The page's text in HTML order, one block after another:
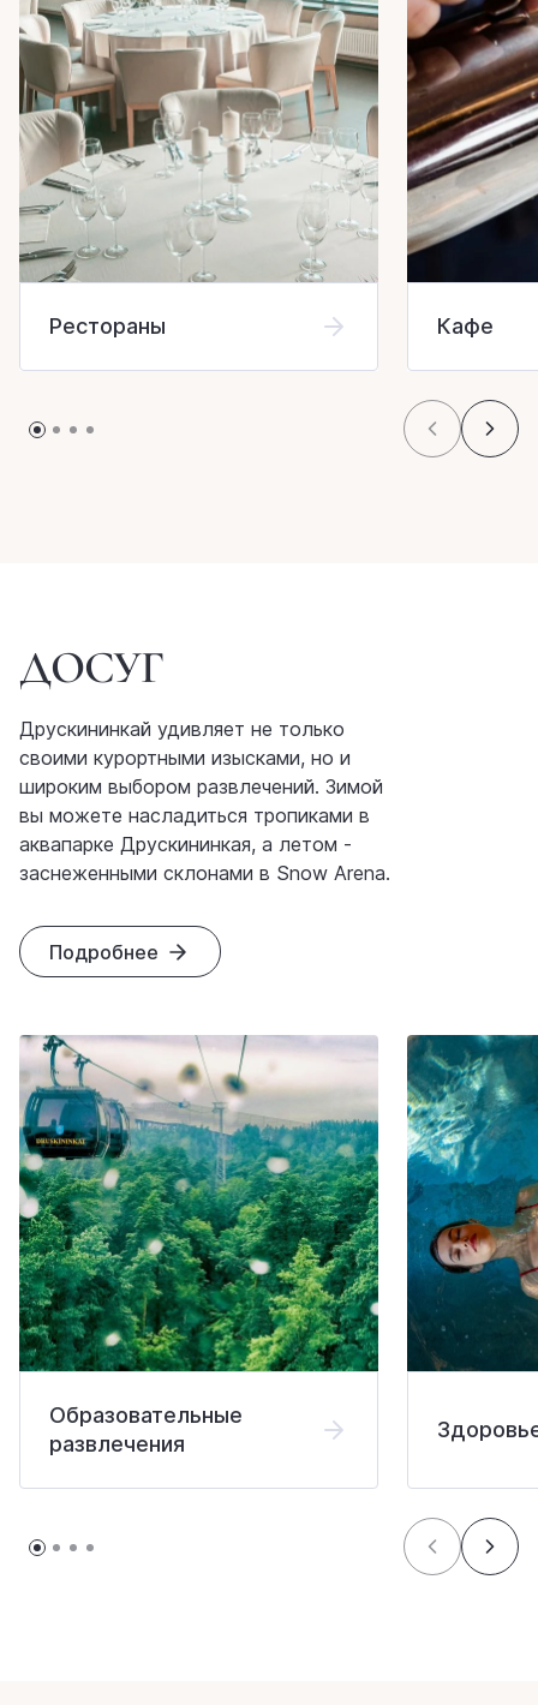
Рестораны Кафе
ДОСУГ
Друскининкай удивляет не только
своими курортными изысками, но и
широким выбором развлечений. Зимой
вы можете насладиться тропиками в
аквапарке Друскининкая, а летом -
заснеженными склонами в Snow Arena.
Подробнее
Образовательные
развлечения